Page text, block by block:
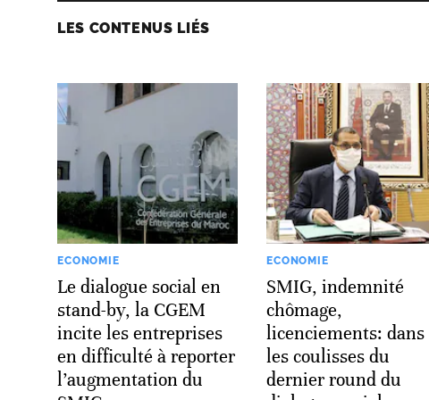
LES CONTENUS LIÉS
ECONOMIE
Le dialogue social en
stand-by, la CGEM
incite les entreprises
en difficulté à reporter
l’augmentation du
ECONOMIE
SMIG, indemnité
chômage,
licenciements: dans
les coulisses du
dernier round du